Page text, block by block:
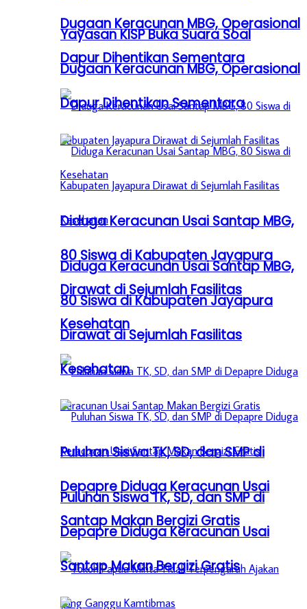
Dugaan Keracunan MBG, Operasional
Dapur Dihentikan Sementara
Diduga Keracunan Usai Santap MBG,
80 Siswa di Kabupaten Jayapura
Dirawat di Sejumlah Fasilitas
Kesehatan
Puluhan Siswa TK, SD, dan SMP di
Depapre Diduga Keracunan Usai
Santap Makan Bergizi Gratis
Yayasan KISP Buka Suara Soal
Dugaan Keracunan MBG, Operasional
Dapur Dihentikan Sementara
Diduga Keracunan Usai Santap MBG,
80 Siswa di Kabupaten Jayapura
Dirawat di Sejumlah Fasilitas
Kesehatan
Puluhan Siswa TK, SD, dan SMP di
Depapre Diduga Keracunan Usai
Santap Makan Bergizi Gratis